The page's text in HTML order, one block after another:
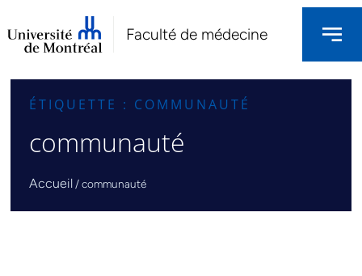
Faculté de médecine
ÉTIQUETTE : COMMUNAUTÉ
communauté
Accueil /communauté